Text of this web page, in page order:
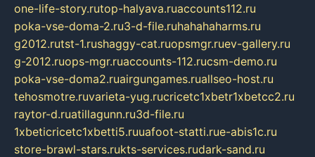
one-life-story.rutop-halyava.ruaccounts112.ru
poka-vse-doma-2.ru3-d-file.ruhahahaharms.ru
g2012.rutst-1.rushaggy-cat.ruopsmgr.ruev-gallery.ru
g-2012.ruops-mgr.ruaccounts-112.rucsm-demo.ru
poka-vse-doma2.ruairgungames.ruallseo-host.ru
tehosmotre.ruvarieta-yug.rucricetc1xbetr1xbetcc2.ru
raytor-d.ruatillagunn.ru3d-file.ru
1xbeticricetc1xbetti5.ruuafoot-statti.rue-abis1c.ru
store-brawl-stars.rukts-services.rudark-sand.ru